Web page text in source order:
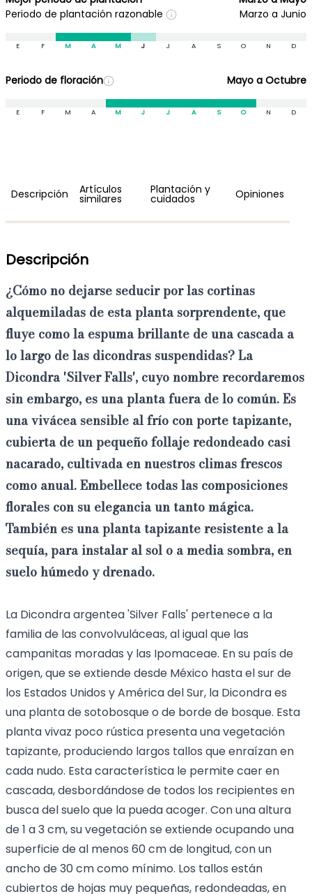
Periodo de plantación razonable
Marzo a Junio
E F M A M J J A S O N D
Periodo de floración Mayo a Octubre
E F M A M J J A S O N D
Descripción Artículos
similares
Plantación y
cuidados Opiniones
Descripción
¿Cómo no dejarse seducir por las cortinas
alquemiladas de esta planta sorprendente, que
fluye como la espuma brillante de una cascada a
lo largo de las dicondras suspendidas? La
Dicondra'Silver Falls', cuyo nombre recordaremos
sin embargo, es una planta fuera de lo común. Es
una vivácea sensible al frío con porte tapizante,
cubierta de un pequeño follaje redondeado casi
nacarado, cultivada en nuestros climas frescos
como anual. Embellece todas las composiciones
florales con su elegancia un tanto mágica.
También es una planta tapizante resistente a la
sequía, para instalar al sol o a media sombra, en
suelo húmedo y drenado.
La Dicondra argentea 'Silver Falls' pertenece a la
familia de las convolvuláceas, al igual que las
campanitas moradas y las Ipomaceae. En su país de
origen, que se extiende desde México hasta el sur de
los Estados Unidos y América del Sur, la Dicondra es
una planta de sotobosque o de borde de bosque. Esta
planta vivaz poco rústica presenta una vegetación
tapizante, produciendo largos tallos que enraízan en
cada nudo. Esta característica le permite caer en
cascada, desbordándose de todos los recipientes en
busca del suelo que la pueda acoger. Con una altura
de 1 a 3 cm, su vegetación se extiende ocupando una
superficie de al menos 60 cm de longitud, con un
ancho de 30 cm como mínimo. Los tallos están
cubiertos de hojas muy pequeñas, redondeadas, en